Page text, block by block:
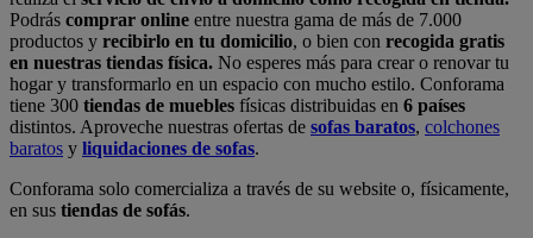
Podrás comprar online entre nuestra gama de más de 7.000
productos y recibirlo en tu domicilio, o bien con recogida gratis
en nuestras tiendas física. No esperes más para crear o renovar tu
hogar y transformarlo en un espacio con mucho estilo. Conforama
tiene 300 tiendas de muebles físicas distribuidas en 6 países
distintos. Aproveche nuestras ofertas de sofas baratos, colchones
baratos y liquidaciones de sofas.
Conforama solo comercializa a través de su website o, físicamente,
en sus tiendas de sofás.